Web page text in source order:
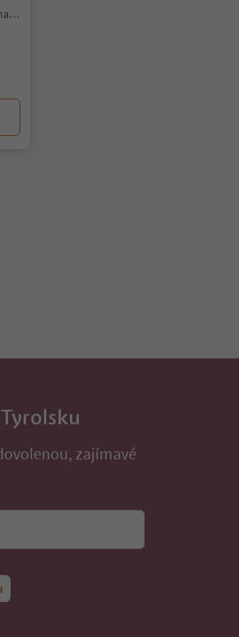
Cadipietra/Steinhaus, Ahrntal/Valle Aurina, Ahrntal/Valle Aurina
zajímavé